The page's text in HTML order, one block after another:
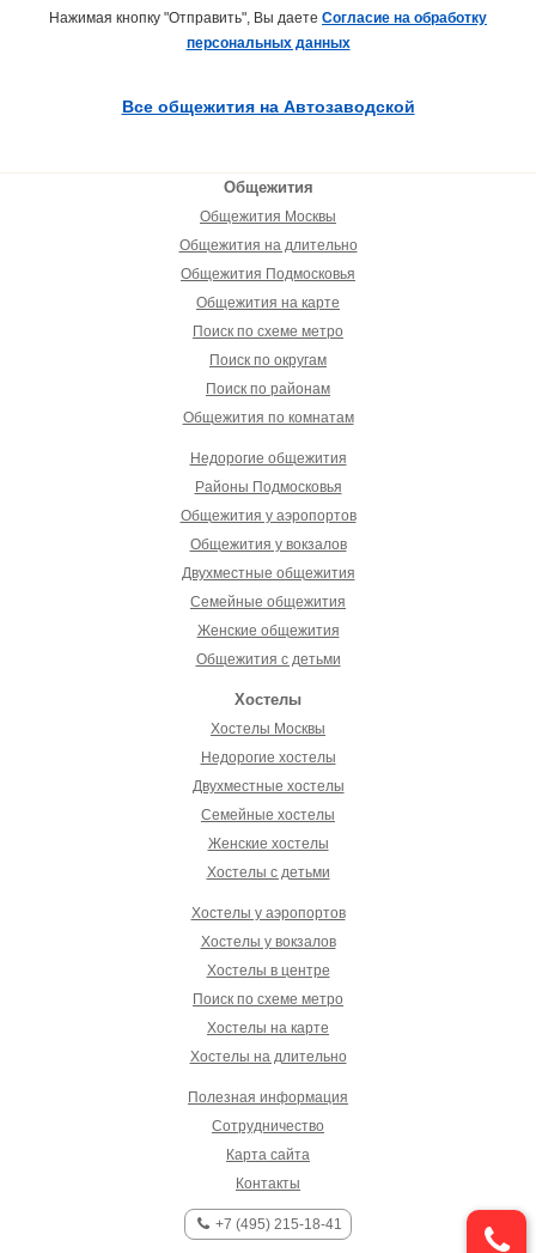
Нажимая кнопку "Отправить", Вы даете Согласие на обработку
персональных данных
Все общежития на Автозаводской
Общежития
Общежития Москвы
Общежития на длительно
Общежития Подмосковья
Общежития на карте
Поиск по схеме метро
Поиск по округам
Поиск по районам
Общежития по комнатам
Недорогие общежития
Районы Подмосковья
Общежития у аэропортов
Общежития у вокзалов
Двухместные общежития
Семейные общежития
Женские общежития
Общежития с детьми
Хостелы
Хостелы Москвы
Недорогие хостелы
Двухместные хостелы
Семейные хостелы
Женские хостелы
Хостелы с детьми
Хостелы у аэропортов
Хостелы у вокзалов
Хостелы в центре
Поиск по схеме метро
Хостелы на карте
Хостелы на длительно
Полезная информация
Сотрудничество
Карта сайта
Контакты
+7 (495) 215-18-41